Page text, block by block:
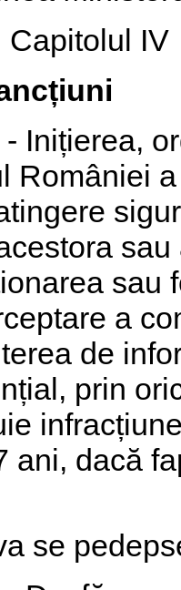
Capitolul IV
Inițierea,
României
sau
a
de
prin
ani, dacă
se